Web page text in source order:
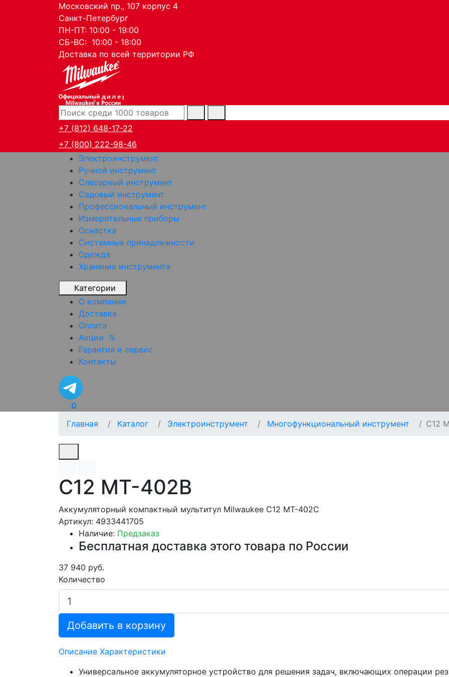
Московский пр., 107 корпус 4
Санкт-Петербург
ПН-ПТ: 10:00 - 19:00
СБ-ВС: 10:00 - 18:00
Доставка по всей территории РФ
дилер
+7 (812) 648-17-22
+7 (800) 222-98-46
Электроинструмент
Ручной инструмент
Слесарный инструмент
Садовый инструмент
Профессиональный инструмент
Измерительные приборы
Оснастка
Системные принадлежности
Одежда
Хранение инструмента
Категории
О компании
Доставка
Оплата
Акции %
Гарантия и сервис
Контакты
0
Главная
Каталог Электроинструмент Многофункциональный инструмент C12
C12 MT-402B
Аккумуляторный компактный мультитул Milwaukee C12 MT-402C
Артикул: 4933441705
Наличие: Предзаказ
Бесплатная доставка этого товара по России
37 940 руб.
Количество
Добавить в корзину
Описание Характеристики
Универсальное аккумуляторное устройство для решения задач, включающих операции